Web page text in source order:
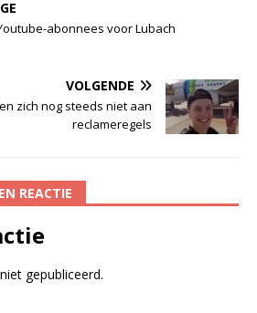
abonnees voor Lubach
VOLGENDE
zich nog steeds niet aan
reclameregels
REACTIE
gepubliceerd.